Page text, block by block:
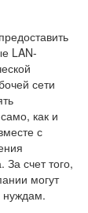
LAN-
сети
как и
с
За счет того,
могут
нуждам.